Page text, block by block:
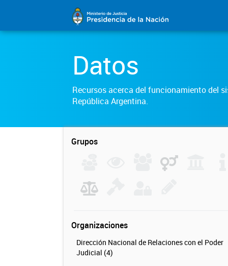
Datos
Recursos acerca del funcionamiento del
República Argentina.
Grupos
Organizaciones
Dirección Nacional de Relaciones con el Poder
Judicial (4)